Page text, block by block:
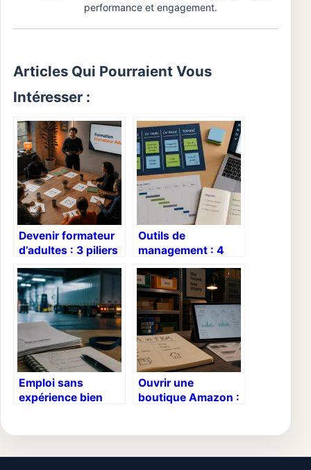
performance et engagement.
Articles Qui Pourraient Vous
Intéresser :
Devenir formateur
d’adultes : 3 piliers
votre expertise en
savoir
transmissible
Outils de
management : 4
pour piloter vos
équipes avec
efficacité
Emploi sans
expérience bien
2000€
Ouvrir une
boutique Amazon :